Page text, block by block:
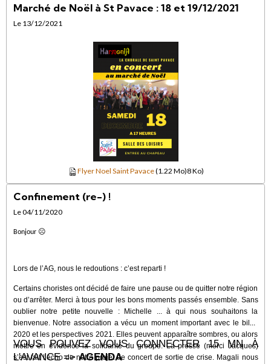
Marché de Noël à St Pavace : 18 et 19/12/2021
Le 13/12/2021
Flyer Noel Saint Pavace(1.22 Mo)8 Ko)
Confinement (re-) !
Le 04/11/2020
Bonjour ☹
Lors de l’AG, nous le redoutions : c’est reparti !
Certains choristes ont décidé de faire une pause ou de quitter notre région
ou d’arrêter. Merci à tous pour les bons moments passés ensemble. Sans
oublier notre petite nouvelle : Michelle ... à qui nous souhaitons la
bienvenue. Notre association a vécu un moment important avec le bilan
2020 et les perspectives 2021. Elles peuvent apparaître sombres, ou alors
mettre en évidence la solidarité du groupe. La presse (merci Jacques)
s’est fait l’écho de notre projet de concert de sortie de crise. Magali nous
VOUS POUVEZ VOUS CONNECTER 15 MN À
L'AVANCE =>AGENDA